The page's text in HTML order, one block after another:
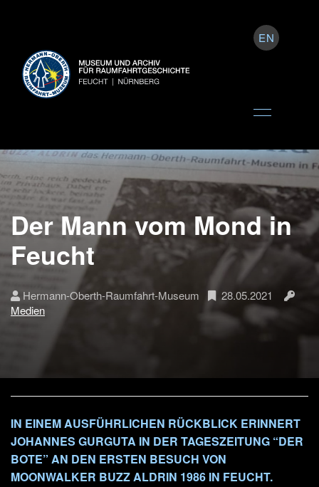
EN
Der Mann vom Mond in
Feucht
Hermann-Oberth-Raumfahrt-Museum
28.05.2021
Medien
IN EINEM AUSFÜHRLICHEN RÜCKBLICK ERINNERT
JOHANNES GURGUTA IN DER TAGESZEITUNG “DER
BOTE” AN DEN ERSTEN BESUCH VON
MOONWALKER BUZZ ALDRIN 1986 IN FEUCHT.